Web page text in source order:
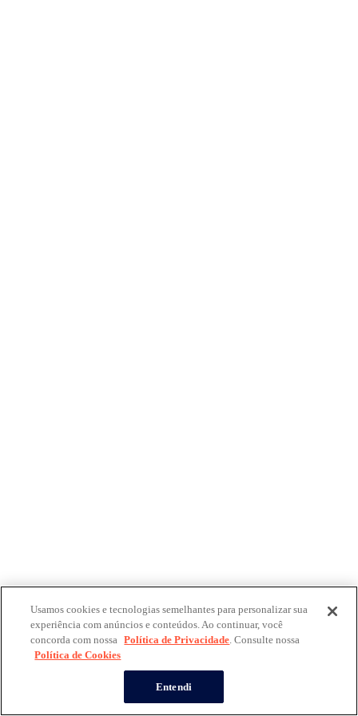
Usamos cookies e tecnologias semelhantes para personalizar sua
experiência com anúncios e conteúdos. Ao continuar, você
concorda com nossa Política de Privacidade. Consulte nossa
Política de Cookies
Entendi